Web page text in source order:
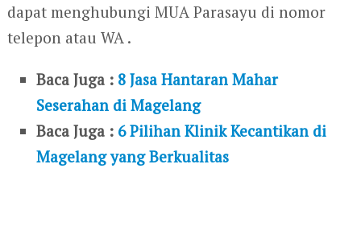
dapat menghubungi MUA Parasayu di nomor
telepon atau WA .
Baca Juga : 8 Jasa Hantaran Mahar
Seserahan di Magelang
Baca Juga : 6 Pilihan Klinik Kecantikan di
Magelang yang Berkualitas